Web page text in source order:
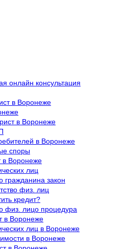
онлайн консультация
в Воронеже
в Воронеже
в Воронеже
споры
в Воронеже
лиц
гражданина закон
физ. лиц
кредит?
физ. лицо процедура
Воронеже
лиц в Воронеже
в Воронеже